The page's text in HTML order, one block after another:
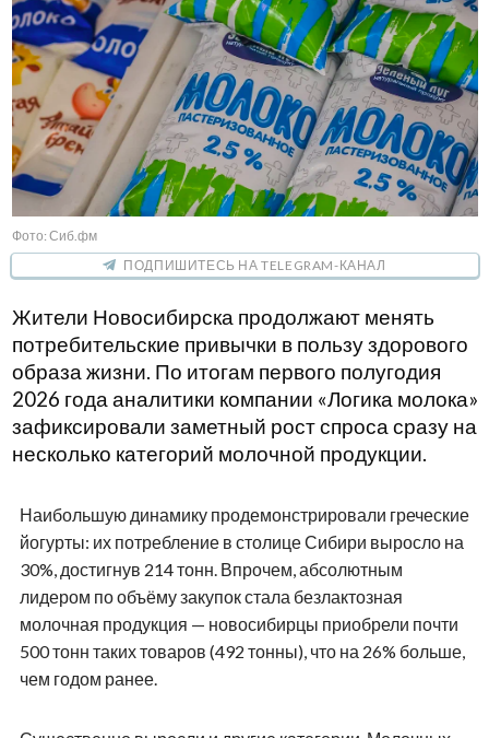
Фото: Сиб.фм
ПОДПИШИТЕСЬ НА TELEGRAM-КАНАЛ
Жители Новосибирска продолжают менять
потребительские привычки в пользу здорового
образа жизни. По итогам первого полугодия
2026 года аналитики компании «Логика молока»
зафиксировали заметный рост спроса сразу на
несколько категорий молочной продукции.
Наибольшую динамику продемонстрировали греческие
йогурты: их потребление в столице Сибири выросло на
30%, достигнув 214 тонн. Впрочем, абсолютным
лидером по объёму закупок стала безлактозная
молочная продукция — новосибирцы приобрели почти
500 тонн таких товаров (492 тонны), что на 26% больше,
чем годом ранее.